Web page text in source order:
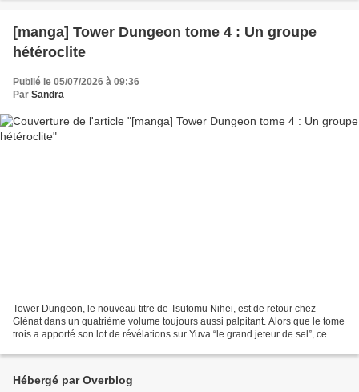
[manga] Tower Dungeon tome 4 : Un groupe
hétéroclite
Publié le 05/07/2026 à 09:36
Par Sandra
Tower Dungeon, le nouveau titre de Tsutomu Nihei, est de retour chez
Glénat dans un quatrième volume toujours aussi palpitant. Alors que le tome
trois a apporté son lot de révélations sur Yuva “le grand jeteur de sel”, ce
Hébergé par Overblog